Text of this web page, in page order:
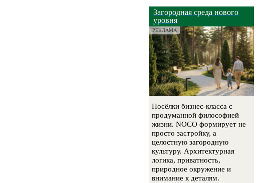
Загородная среда нового
уровня
РЕКЛАМА
Посёлки бизнес-класса с
продуманной философией
жизни. NOCO формирует не
просто застройку, а
целостную загородную
культуру. Архитектурная
логика, приватность,
природное окружение и
внимание к деталям.